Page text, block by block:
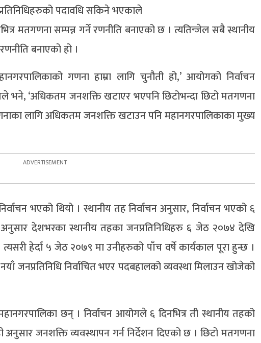
पदावधि सकिने भएकाले
मतगणना सम्पन्न गर्ने रणनीति बनाएको छ । त्यतिन्जेल सबै स्थानीय
बनाएको हो ।
गणना हाम्रा लागि चुनौती हो,’ आयोगको निर्वाचन
भने, ‘अधिकतम जनशक्ति खटाएर भएपनि छिटोभन्दा छिटो मतगणना
लागि अधिकतम जनशक्ति खटाउन पनि महानगरपालिकाका मुख्य
भएको थियो । स्थानीय तह निर्वाचन अनुसार, निर्वाचन भएको ६
देशभरका स्थानीय तहका जनप्रतिनिधिहरु ६ जेठ २०७४ देखि
हेर्दा ५ जेठ २०७९ मा उनीहरुको पाँच वर्षे कार्यकाल पूरा हुन्छ ।
जनप्रतिनिधि निर्वाचित भएर पदबहालको व्यवस्था मिलाउन खोजेको
छन् । निर्वाचन आयोगले ६ दिनभित्र ती स्थानीय तहको
जनशक्ति व्यवस्थापन गर्न निर्देशन दिएको छ । छिटो मतगणना